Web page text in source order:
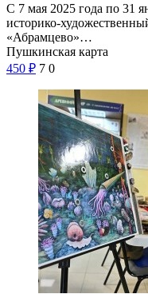
С 7 мая 2025 года по 31
историко-
«Абрамцево»…
Пушкинская карта
450 ₽ 7 0